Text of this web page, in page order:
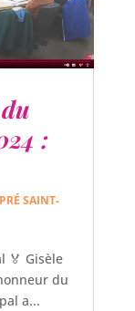
:
SAINT-
🏅 Gisèle
du
a...